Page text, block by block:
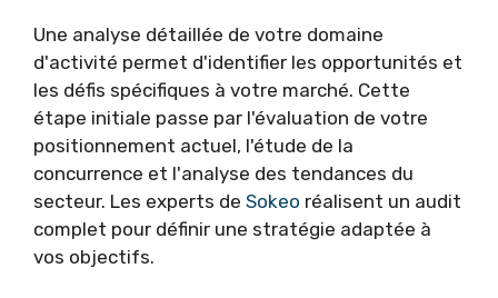
Une analyse détaillée de votre domaine
d'activité permet d'identifier les opportunités et
les défis spécifiques à votre marché. Cette
étape initiale passe par l'évaluation de votre
positionnement actuel, l'étude de la
concurrence et l'analyse des tendances du
secteur. Les experts de Sokeo réalisent un audit
complet pour définir une stratégie adaptée à
vos objectifs.